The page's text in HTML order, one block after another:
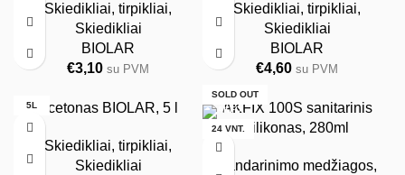
Skiedikliai, tirpikliai,
Skiedikliai
BIOLAR
€3,10 su PVM
Skiedikliai, tirpikliai,
Skiedikliai
BIOLAR
€4,60 su PVM
5L Acetonas BIOLAR, 5 l
Skiedikliai, tirpikliai,
Skiedikliai
SOLD OUT
24 VNT.
AKFIX 100S sanitarinis
silikonas, 280ml
Sandarinimo medžiagos,